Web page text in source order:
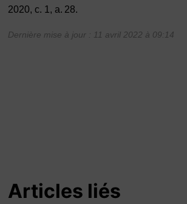
2020, c. 1, a. 28.
Dernière mise à jour : 11 avril 2022 à 09:14
Articles liés